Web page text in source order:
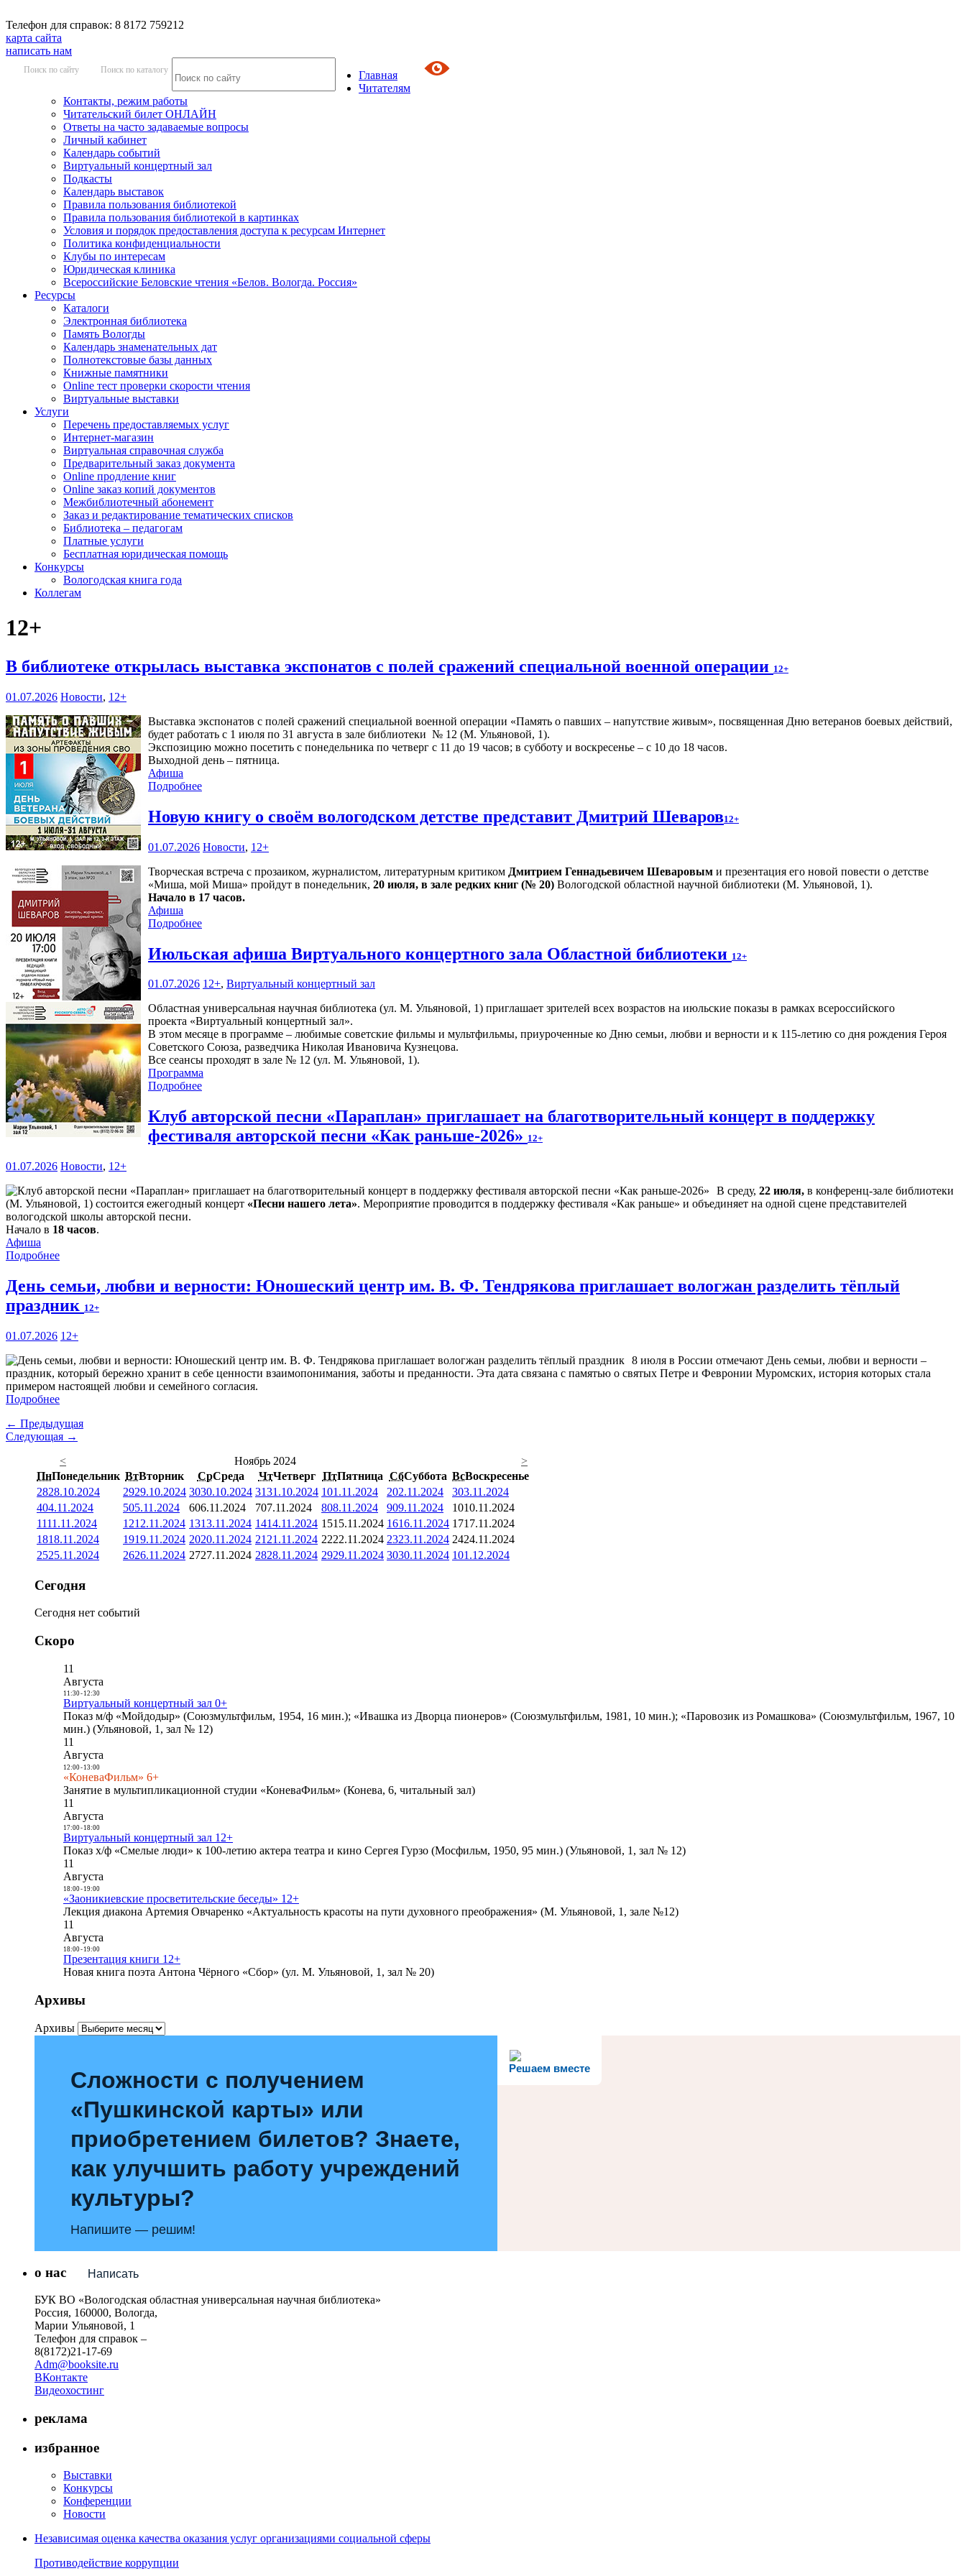
Телефон для справок: 8 8172 759212
карта сайта
написать нам
Поиск по сайту Поиск по каталогу
Главная
Читателям
Контакты, режим работы
Читательский билет ОНЛАЙН
Ответы на часто задаваемые вопросы
Личный кабинет
Календарь событий
Виртуальный концертный зал
Подкасты
Календарь выставок
Правила пользования библиотекой
Правила пользования библиотекой в картинках
Условия и порядок предоставления доступа к ресурсам Интернет
Политика конфиденциальности
Клубы по интересам
Юридическая клиника
Всероссийские Беловские чтения «Белов. Вологда. Россия»
Ресурсы
Каталоги
Электронная библиотека
Память Вологды
Календарь знаменательных дат
Полнотекстовые базы данных
Книжные памятники
Online тест проверки скорости чтения
Виртуальные выставки
Услуги
Перечень предоставляемых услуг
Интернет-магазин
Виртуальная справочная служба
Предварительный заказ документа
Online продление книг
Online заказ копий документов
Межбиблиотечный абонемент
Заказ и редактирование тематических списков
Библиотека – педагогам
Платные услуги
Бесплатная юридическая помощь
Конкурсы
Вологодская книга года
Коллегам
12+
В библиотеке открылась выставка экспонатов с полей сражений специальной военной операции 12+
01.07.2026 Новости, 12+
Выставка экспонатов с полей сражений специальной военной операции «Память о павших – напутствие живым», посвященная Дню ветеранов боевых действий,
будет работать с 1 июля по 31 августа в зале библиотеки № 12 (М. Ульяновой, 1).
Экспозицию можно посетить с понедельника по четверг с 11 до 19 часов; в субботу и воскресенье – с 10 до 18 часов.
Выходной день – пятница.
Афиша
Подробнее
Новую книгу о своём вологодском детстве представит Дмитрий Шеваров12+
01.07.2026 Новости, 12+
Творческая встреча с прозаиком, журналистом, литературным критиком Дмитрием Геннадьевичем Шеваровым и презентация его новой повести о детстве
«Миша, мой Миша» пройдут в понедельник, 20 июля, в зале редких книг (№ 20) Вологодской областной научной библиотеки (М. Ульяновой, 1).
Начало в 17 часов.
Афиша
Подробнее
Июльская афиша Виртуального концертного зала Областной библиотеки 12+
01.07.2026 12+, Виртуальный концертный зал
Областная универсальная научная библиотека (ул. М. Ульяновой, 1) приглашает зрителей всех возрастов на июльские показы в рамках всероссийского
проекта «Виртуальный концертный зал».
В этом месяце в программе – любимые советские фильмы и мультфильмы, приуроченные ко Дню семьи, любви и верности и к 115-летию со дня рождения Героя
Советского Союза, разведчика Николая Ивановича Кузнецова.
Все сеансы проходят в зале № 12 (ул. М. Ульяновой, 1).
Программа
Подробнее
Клуб авторской песни «Параплан» приглашает на благотворительный концерт в поддержку
фестиваля авторской песни «Как раньше-2026» 12+
01.07.2026 Новости, 12+
В среду, 22 июля, в конференц-зале библиотеки
(М. Ульяновой, 1) состоится ежегодный концерт «Песни нашего лета». Мероприятие проводится в поддержку фестиваля «Как раньше» и объединяет на одной сцене представителей
вологодской школы авторской песни.
Начало в 18 часов.
Афиша
Подробнее
День семьи, любви и верности: Юношеский центр им. В. Ф. Тендрякова приглашает вологжан разделить тёплый
праздник 12+
01.07.2026 12+
8 июля в России отмечают День семьи, любви и верности –
праздник, который бережно хранит в себе ценности взаимопонимания, заботы и преданности. Эта дата связана с памятью о святых Петре и Февронии Муромских, история которых стала
примером настоящей любви и семейного согласия.
Подробнее
← Предыдущая
Следующая →
<
Ноябрь 2024
>
ПнПонедельник ВтВторник СрСреда ЧтЧетверг ПтПятница СбСуббота ВсВоскресенье
2828.10.2024 2929.10.2024 3030.10.2024 3131.10.2024 101.11.2024 202.11.2024 303.11.2024
404.11.2024 505.11.2024 606.11.2024 707.11.2024 808.11.2024 909.11.2024 1010.11.2024
1111.11.2024 1212.11.2024 1313.11.2024 1414.11.2024 1515.11.2024 1616.11.2024 1717.11.2024
1818.11.2024 1919.11.2024 2020.11.2024 21 21.11.2024 2222.11.2024 2323.11.2024 2424.11.2024
2525.11.2024 2626.11.2024 2727.11.2024 2828.11.2024 2929.11.2024 3030.11.2024 101.12.2024
Сегодня
Сегодня нет событий
Скоро
11
Августа
11:30- 12:30
Виртуальный концертный зал 0+
Показ м/ф «Мойдодыр» (Союзмультфильм, 1954, 16 мин.); «Ивашка из Дворца пионеров» (Союзмультфильм, 1981, 10 мин.); «Паровозик из Ромашкова» (Союзмультфильм, 1967, 10
мин.) (Ульяновой, 1, зал № 12)
11
Августа
12:00- 13:00
«КоневаФильм» 6+
Занятие в мультипликационной студии «КоневаФильм» (Конева, 6, читальный зал)
11
Августа
17:00- 18:00
Виртуальный концертный зал 12+
Показ х/ф «Смелые люди» к 100-летию актера театра и кино Сергея Гурзо (Мосфильм, 1950, 95 мин.) (Ульяновой, 1, зал № 12)
11
Августа
18:00- 19:00
«Заоникиевские просветительские беседы» 12+
Лекция диакона Артемия Овчаренко «Актуальность красоты на пути духовного преображения» (М. Ульяновой, 1, зале №12)
11
Августа
18:00- 19:00
Презентация книги 12+
Новая книга поэта Антона Чёрного «Сбор» (ул. М. Ульяновой, 1, зал № 20)
Архивы
Архивы
Решаем вместе
Сложности с получением
«Пушкинской карты» или
приобретением билетов? Знаете,
как улучшить работу учреждений
культуры?
Напишите — решим!
Написать
о нас
БУК ВО «Вологодская областная универсальная научная библиотека»
Россия, 160000, Вологда,
Марии Ульяновой, 1
Телефон для справок –
8(8172)21-17-69
Adm@booksite.ru
ВКонтакте
Видеохостинг
реклама
избранное
Выставки
Конкурсы
Конференции
Новости
Независимая оценка качества оказания услуг организациями социальной сферы
Противодействие коррупции